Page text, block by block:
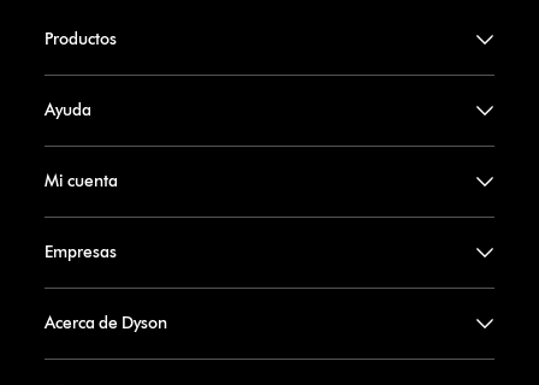
Productos
Ayuda
Mi cuenta
Empresas
Acerca de Dyson